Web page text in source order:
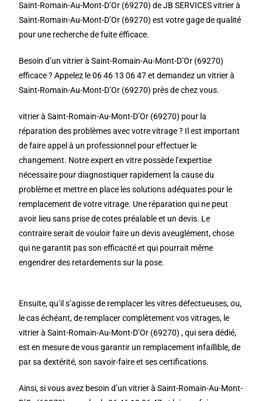
Saint-Romain-Au-Mont-D’Or (69270) de JB SERVICES vitrier à
Saint-Romain-Au-Mont-D’Or (69270) est votre gage de qualité
pour une recherche de fuite éfficace.
Besoin d’un vitrier à Saint-Romain-Au-Mont-D’Or (69270)
efficace ? Appelez le 06 46 13 06 47 et demandez un vitrier à
Saint-Romain-Au-Mont-D’Or (69270) près de chez vous.
vitrier à Saint-Romain-Au-Mont-D’Or (69270) pour la
réparation des problèmes avec votre vitrage ? Il est important
de faire appel à un professionnel pour effectuer le
changement. Notre expert en vitre possède l’expertise
nécessaire pour diagnostiquer rapidement la cause du
problème et mettre en place les solutions adéquates pour le
remplacement de votre vitrage. Une réparation qui ne peut
avoir lieu sans prise de cotes préalable et un devis. Le
contraire serait de vouloir faire un devis aveuglément, chose
qui ne garantit pas son efficacité et qui pourrait même
engendrer des retardements sur la pose.
Ensuite, qu’il s’agisse de remplacer les vitres défectueuses, ou,
le cas échéant, de remplacer complètement vos vitrages, le
vitrier à Saint-Romain-Au-Mont-D’Or (69270) , qui sera dédié,
est en mesure de vous garantir un remplacement infaillible, de
par sa dextérité, son savoir-faire et ses certifications.
Ainsi, si vous avez besoin d’un vitrier à Saint-Romain-Au-Mont-